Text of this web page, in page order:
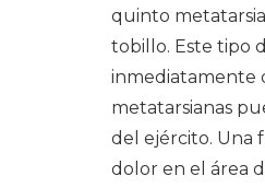
quinto
tobillo. Este tipo
inmediatamente
metatarsianas
del ejército. Una
dolor en el área